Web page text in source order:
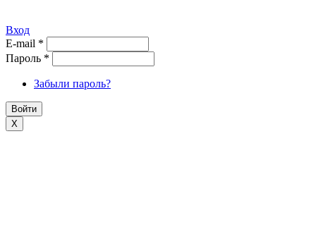
Вход
E-mail *
Пароль *
Забыли пароль?
X